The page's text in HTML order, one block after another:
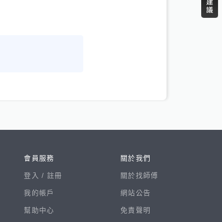
會員服務
登入 / 註冊
我的帳戶
幫助中心
關於我們
關於找師傅
網站公告
免責聲明